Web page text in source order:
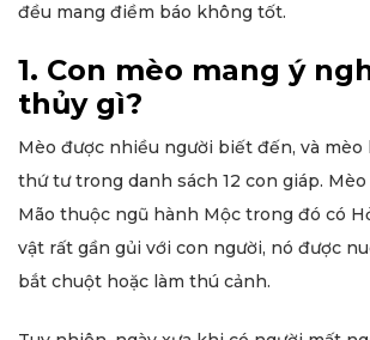
đều mang điềm báo không tốt.
1. Con mèo mang ý
thủy gì?
Mèo được nhiều người biết đến, và mèo
thứ tư trong danh sách 12 con giáp.
Mão thuộc ngũ hành Mộc trong đó có
vật rất gần gủi với con người, nó được
bắt chuột hoặc làm thú cảnh.